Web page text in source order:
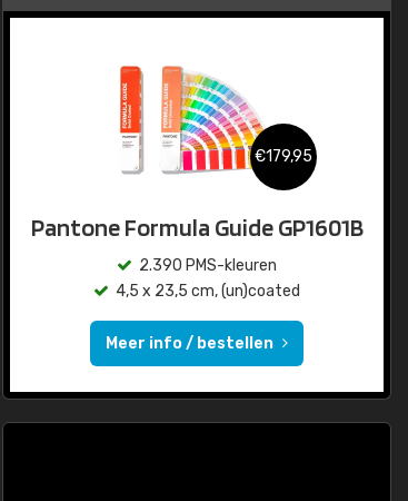
€179,95
Pantone Formula Guide GP1601B
2.390 PMS-kleuren
4,5 x 23,5 cm, (un)coated
Meer info / bestellen